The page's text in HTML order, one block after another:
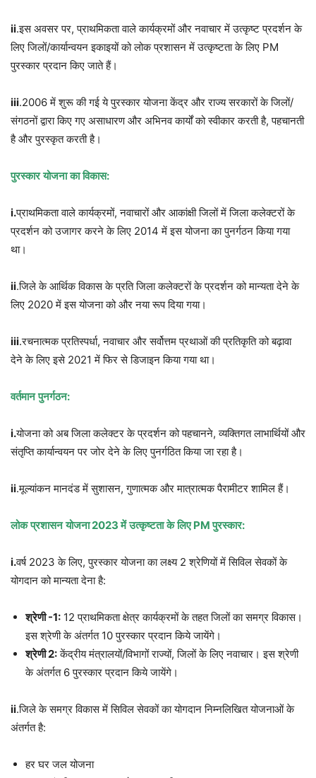
ii.इस अवसर पर, प्राथमिकता वाले कार्यक्रमों और नवाचार में उत्कृष्ट प्रदर्शन के
लिए जिलों/कार्यान्वयन इकाइयों को लोक प्रशासन में उत्कृष्टता के लिए PM
पुरस्कार प्रदान किए जाते हैं।
iii.2006 में शुरू की गई ये पुरस्कार योजना केंद्र और राज्य सरकारों के जिलों/
संगठनों द्वारा किए गए असाधारण और अभिनव कार्यों को स्वीकार करती है, पहचानती
है और पुरस्कृत करती है।
पुरस्कार योजना का विकास:
i.प्राथमिकता वाले कार्यक्रमों, नवाचारों और आकांक्षी जिलों में जिला कलेक्टरों के
प्रदर्शन को उजागर करने के लिए 2014 में इस योजना का पुनर्गठन किया गया
था।
ii.जिले के आर्थिक विकास के प्रति जिला कलेक्टरों के प्रदर्शन को मान्यता देने के
लिए 2020 में इस योजना को और नया रूप दिया गया।
iii.रचनात्मक प्रतिस्पर्धा, नवाचार और सर्वोत्तम प्रथाओं की प्रतिकृति को बढ़ावा
देने के लिए इसे 2021 में फिर से डिजाइन किया गया था।
वर्तमान पुनर्गठन:
i.योजना को अब जिला कलेक्टर के प्रदर्शन को पहचानने, व्यक्तिगत लाभार्थियों और
संतृप्ति कार्यान्वयन पर जोर देने के लिए पुनर्गठित किया जा रहा है।
ii.मूल्यांकन मानदंड में सुशासन, गुणात्मक और मात्रात्मक पैरामीटर शामिल हैं।
लोक प्रशासन योजना2023में उत्कृष्टता के लिएPMपुरस्कार:
i.वर्ष 2023 के लिए, पुरस्कार योजना का लक्ष्य 2 श्रेणियों में सिविल सेवकों के
योगदान को मान्यता देना है:
श्रेणी-1: 12 प्राथमिकता क्षेत्र कार्यक्रमों के तहत जिलों का समग्र विकास।
इस श्रेणी के अंतर्गत 10 पुरस्कार प्रदान किये जायेंगे।
श्रेणी2:केंद्रीय मंत्रालयों/विभागों राज्यों, जिलों के लिए नवाचार। इस श्रेणी
के अंतर्गत 6 पुरस्कार प्रदान किये जायेंगे।
ii.जिले के समग्र विकास में सिविल सेवकों का योगदान निम्नलिखित योजनाओं के
अंतर्गत है:
हर घर जल योजना